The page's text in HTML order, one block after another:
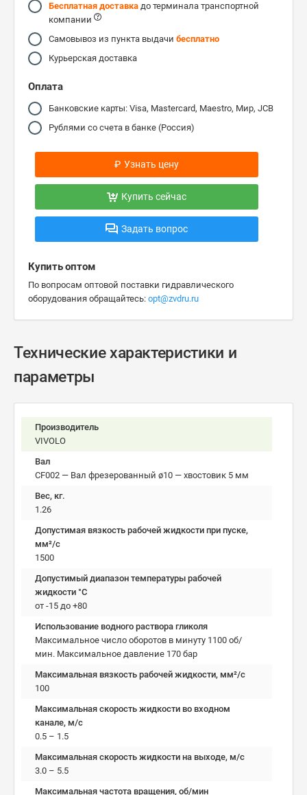
Бесплатная доставка до терминала транспортной
компании
Самовывоз из пункта выдачи бесплатно
Курьерская доставка
Оплата
Банковские карты: Visa, Mastercard, Maestro, Мир, JCB
Рублями со счета в банке (Россия)
₽ Узнать цену
Купить сейчас
Задать вопрос
Купить оптом
По вопросам оптовой поставки гидравлического
оборудования обращайтесь: opt@zvdru.ru
Технические характеристики и
параметры
Производитель
VIVOLO
Вал
CF002 — Вал фрезерованный ø10 — хвостовик 5 мм
Вес, кг.
1.26
Допустимая вязкость рабочей жидкости при пуске,
мм²/c
1500
Допустимый диапазон температуры рабочей
жидкости °C
от -15 до +80
Использование водного раствора гликоля
Максимальное число оборотов в минуту 1100 об/
мин. Максимальное давление 170 бар
Максимальная вязкость рабочей жидкости, мм²/c
100
Максимальная скорость жидкости во входном
канале, м/с
0.5 – 1.5
Максимальная скорость жидкости на выходе, м/с
3.0 – 5.5
Максимальная частота вращения, об/мин